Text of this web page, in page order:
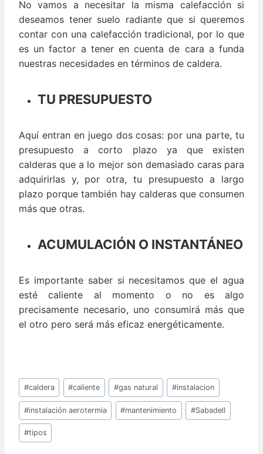
No vamos a necesitar la misma calefacción si
deseamos tener suelo radiante que si queremos
contar con una calefacción tradicional, por lo que
es un factor a tener en cuenta de cara a funda
nuestras necesidades en términos de caldera.
TU PRESUPUESTO
Aquí entran en juego dos cosas: por una parte, tu
presupuesto a corto plazo ya que existen
calderas que a lo mejor son demasiado caras para
adquirirlas y, por otra, tu presupuesto a largo
plazo porque también hay calderas que consumen
más que otras.
ACUMULACIÓN O INSTANTÁNEO
Es importante saber si necesitamos que el agua
esté caliente al momento o no es algo
precisamente necesario, uno consumirá más que
el otro pero será más eficaz energéticamente.
Etiquetas
de
la
entrada:
#caldera #caliente #gas natural #instalacion
#instalación aerotermia #mantenimiento #Sabadell
#tipos